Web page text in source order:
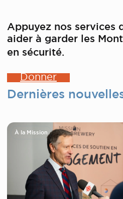
Appuyez nos services
aider à garder les
en sécurité.
Donner
Dernières
À la Mission